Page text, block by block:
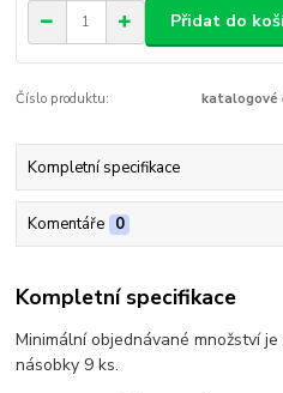
Přidat do
Číslo produktu: katalogové
Kompletní specifikace
Komentáře 0
Kompletní specifikace
Minimální objednávané množství
násobky 9 ks.